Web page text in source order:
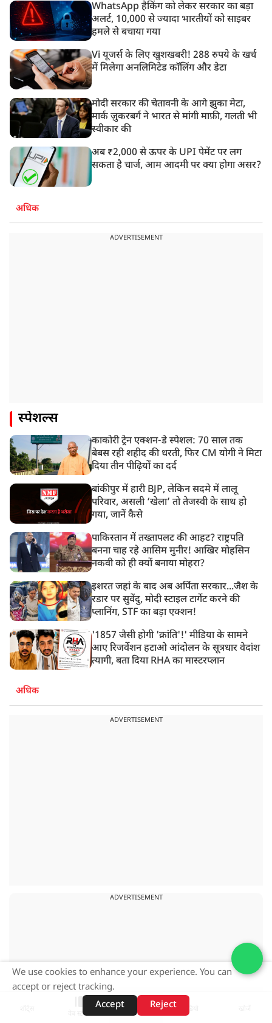
WhatsApp हैकिंग को लेकर सरकार का बड़ा
अलर्ट, 10,000 से ज्यादा भारतीयों को साइबर
हमले से बचाया गया
Vi यूजर्स के लिए खुशखबरी! 288 रुपये के खर्च
में मिलेगा अनलिमिटेड कॉलिंग और डेटा
मोदी सरकार की चेतावनी के आगे झुका मेटा,
मार्क ज़ुकरबर्ग ने भारत से मांगी माफ़ी, गलती भी
स्वीकार की
अब ₹2,000 से ऊपर के UPI पेमेंट पर लग
सकता है चार्ज, आम आदमी पर क्या होगा असर?
अधिक
ADVERTISEMENT
स्पेशल्स
काकोरी ट्रेन एक्शन-डे स्पेशल: 70 साल तक
बेबस रही शहीद की धरती, फिर CM योगी ने मिटा
दिया तीन पीढ़ियों का दर्द
बांकीपुर में हारी BJP, लेकिन सदमे में लालू
परिवार, असली ‘खेला’ तो तेजस्वी के साथ हो
गया, जानें कैसे
पाकिस्तान में तख्तापलट की आहट? राष्ट्रपति
बनना चाह रहे आसिम मुनीर! आखिर मोहसिन
नकवी को ही क्यों बनाया मोहरा?
इशरत जहां के बाद अब अर्पिता सरकार...जैश के
रडार पर सुवेंदु, मोदी स्टाइल टार्गेट करने की
प्लानिंग, STF का बड़ा एक्शन!
'1857 जैसी होगी 'क्रांति'!' मीडिया के सामने
आए रिजर्वेशन हटाओ आंदोलन के सूत्रधार वेदांश
त्यागी, बता दिया RHA का मास्टरप्लान
अधिक
ADVERTISEMENT
ADVERTISEMENT
वेब स्टोरीज़
We use cookies to enhance your experience. You can
accept or reject tracking.
Accept
Reject